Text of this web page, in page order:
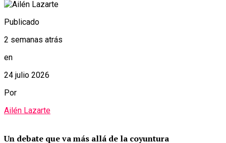
Publicado
2 semanas atrás
en
24 julio 2026
Por
Ailén Lazarte
Un debate que va más allá de la coyuntura